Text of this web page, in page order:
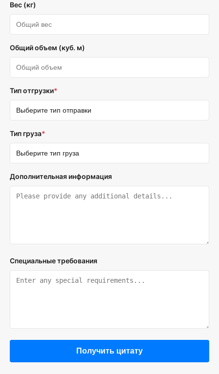
Вес (кг)
Общий объем (куб. м)
Тип отгрузки*
Тип груза*
Дополнительная информация
Специальные требования
Получить цитату